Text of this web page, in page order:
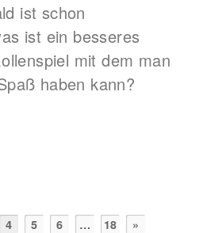
ist schon
ist ein besseres
mit dem man
haben kann?
4 5 6 … 18 »